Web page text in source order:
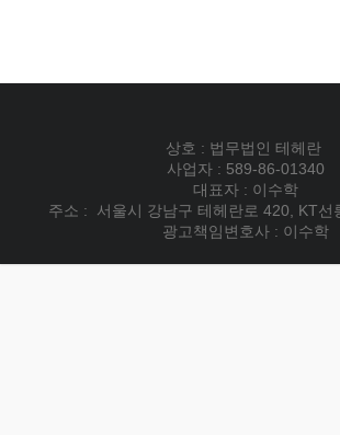
content
상호 : 법무법인 테헤란
사업자 : 589-86-01340
대표자 : 이수학
주소 : 서울시 강남구 테헤란로 420, KT선
광고책임변호사 : 이수학